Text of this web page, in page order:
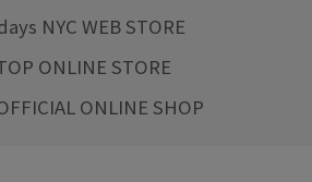
NYC WEB STORE
ONLINE STORE
ONLINE SHOP